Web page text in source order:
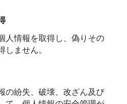
人情報を取得し、偽りその
しません。
の紛失、破壊、改ざん及び